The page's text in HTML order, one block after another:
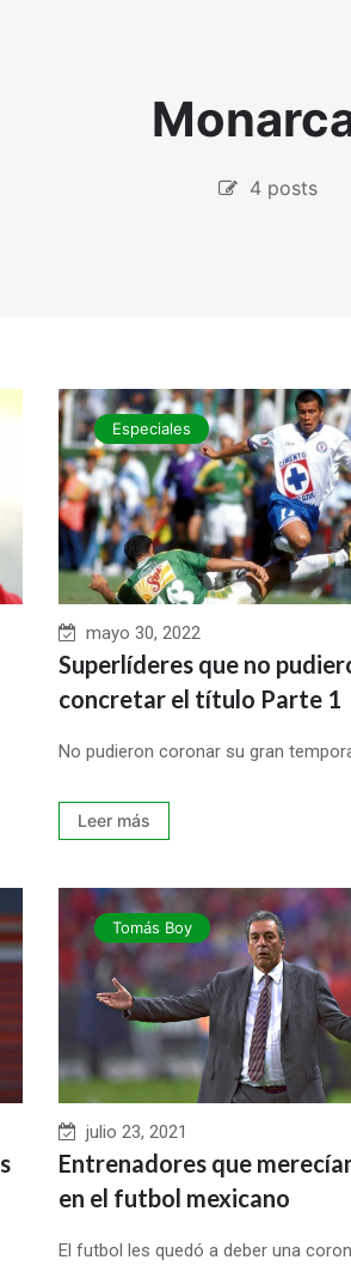
4 posts
Especiales
mayo 30, 2022
Superlíderes que no
concretar el título Parte 1
No pudieron coronar su gran
Leer más
Tomás Boy
julio 23, 2021
Entrenadores que
en el futbol mexicano
El futbol les quedó a deber una